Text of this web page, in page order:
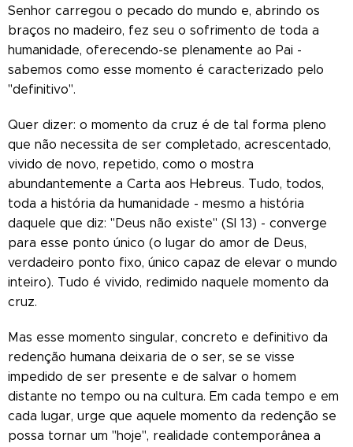
Senhor carregou o pecado do mundo e, abrindo os
braços no madeiro, fez seu o sofrimento de toda a
humanidade, oferecendo-se plenamente ao Pai -
sabemos como esse momento é caracterizado pelo
"definitivo".
Quer dizer: o momento da cruz é de tal forma pleno
que não necessita de ser completado, acrescentado,
vivido de novo, repetido, como o mostra
abundantemente a Carta aos Hebreus. Tudo, todos,
toda a história da humanidade - mesmo a história
daquele que diz: "Deus não existe" (Sl 13) - converge
para esse ponto único (o lugar do amor de Deus,
verdadeiro ponto fixo, único capaz de elevar o mundo
inteiro). Tudo é vivido, redimido naquele momento da
cruz.
Mas esse momento singular, concreto e definitivo da
redenção humana deixaria de o ser, se se visse
impedido de ser presente e de salvar o homem
distante no tempo ou na cultura. Em cada tempo e em
cada lugar, urge que aquele momento da redenção se
possa tornar um "hoje", realidade contemporânea a